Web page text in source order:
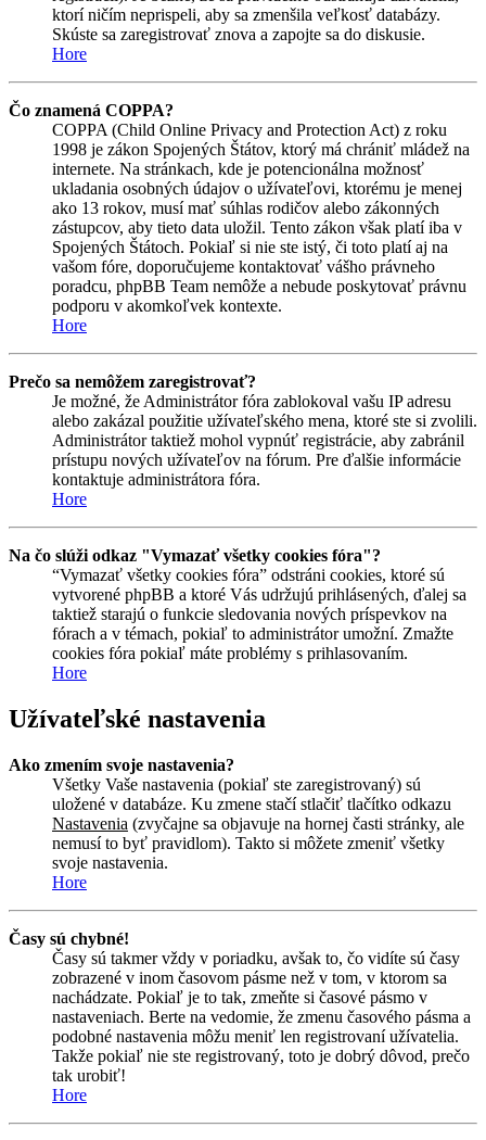
ktorí ničím neprispeli, aby sa zmenšila veľkosť databázy.
Skúste sa zaregistrovať znova a zapojte sa do diskusie.
Hore
Čo znamená COPPA?
COPPA (Child Online Privacy and Protection Act) z roku
1998 je zákon Spojených Štátov, ktorý má chrániť mládež na
internete. Na stránkach, kde je potencionálna možnosť
ukladania osobných údajov o užívateľovi, ktorému je menej
ako 13 rokov, musí mať súhlas rodičov alebo zákonných
zástupcov, aby tieto data uložil. Tento zákon však platí iba v
Spojených Štátoch. Pokiaľ si nie ste istý, či toto platí aj na
vašom fóre, doporučujeme kontaktovať vášho právneho
poradcu, phpBB Team nemôže a nebude poskytovať právnu
podporu v akomkoľvek kontexte.
Hore
Prečo sa nemôžem zaregistrovať?
Je možné, že Administrátor fóra zablokoval vašu IP adresu
alebo zakázal použitie užívateľského mena, ktoré ste si zvolili.
Administrátor taktiež mohol vypnúť registrácie, aby zabránil
prístupu nových užívateľov na fórum. Pre ďalšie informácie
kontaktuje administrátora fóra.
Hore
Na čo slúži odkaz "Vymazať všetky cookies fóra"?
“Vymazať všetky cookies fóra” odstráni cookies, ktoré sú
vytvorené phpBB a ktoré Vás udržujú prihlásených, ďalej sa
taktiež starajú o funkcie sledovania nových príspevkov na
fórach a v témach, pokiaľ to administrátor umožní. Zmažte
cookies fóra pokiaľ máte problémy s prihlasovaním.
Hore
Užívateľské nastavenia
Ako zmením svoje nastavenia?
Všetky Vaše nastavenia (pokiaľ ste zaregistrovaný) sú
uložené v databáze. Ku zmene stačí stlačiť tlačítko odkazu
Nastavenia (zvyčajne sa objavuje na hornej časti stránky, ale
nemusí to byť pravidlom). Takto si môžete zmeniť všetky
svoje nastavenia.
Hore
Časy sú chybné!
Časy sú takmer vždy v poriadku, avšak to, čo vidíte sú časy
zobrazené v inom časovom pásme než v tom, v ktorom sa
nachádzate. Pokiaľ je to tak, zmeňte si časové pásmo v
nastaveniach. Berte na vedomie, že zmenu časového pásma a
podobné nastavenia môžu meniť len registrovaní užívatelia.
Takže pokiaľ nie ste registrovaný, toto je dobrý dôvod, prečo
tak urobiť!
Hore